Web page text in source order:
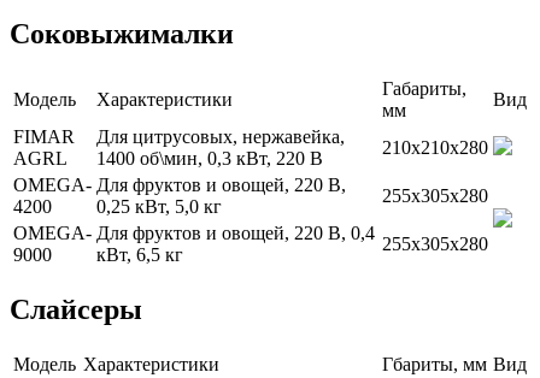
Соковыжималки
Модель Характеристики
Габариты,
мм
Вид
FIMAR
AGRL
Для цитрусовых, нержавейка,
1400 об\мин, 0,3 кВт, 220 В
210х210х280
OMEGA-
4200
Для фруктов и овощей, 220 В,
0,25 кВт, 5,0 кг
255х305х280
OMEGA-
9000
Для фруктов и овощей, 220 В, 0,4
кВт, 6,5 кг
255х305х280
Слайсеры
Модель Характеристики Гбариты, мм Вид